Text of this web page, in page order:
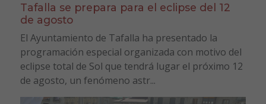
Tafalla se prepara para el eclipse del 12
de agosto
El Ayuntamiento de Tafalla ha presentado la
programación especial organizada con motivo del
eclipse total de Sol que tendrá lugar el próximo 12
de agosto, un fenómeno astr...